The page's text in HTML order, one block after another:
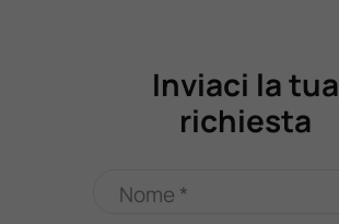
Inviaci la tua
richiesta
Nome *